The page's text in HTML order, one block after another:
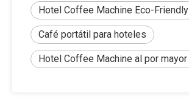
Hotel Coffee Machine Eco-Friendly
Café portátil para hoteles
Hotel Coffee Machine al por mayor